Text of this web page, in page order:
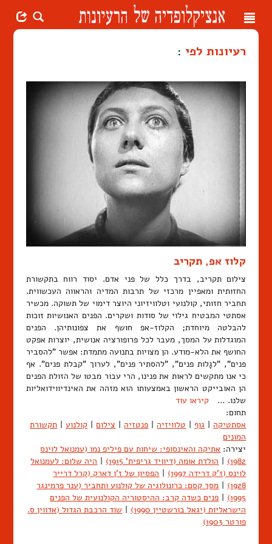
Toggle
רעיונות לפי :
קלוז אפ, תקריב
צילום תקריב, בדרך כלל של פני אדם. יסוד רווח בתקשורת
החזותית ומאפיין מרכזי של תרבות המדיה והראווה העכשווית.
תחביר חזותי, קולנועי וטלוויזיוני היוצר דימוי של תשוקה. מכשיר
אסתטי המבטיח גילוי של סודות ושקרים. הפנים האנושיות זוכות
להבלטה מיוחדת; הקלוז-אפ חושף את צפונותיהן. הפנים
המוגדלות על המסך, מעבר לכל פרופורציה אנושית, יוצרות אפקט
החושף את הלא-מודע. הן מצויות בתנועה מתמדת: אפשר "להסביר
פנים", "לגָלות פנים", "להסתיר פנים", לערוך "קבלת פנים". אף
כי אנו מתקשים לראות את פנינו, הרי עבור מבטו של הזולת הפנים
הן האובייקט הראשון באמצעותו הוא מזהה את האינדיווידואליות
שלנו. … קיראו עוד
תחום:
אסתטיקה | גוף | טלוויזיה | פנטזיה | צילום | קולנוע | תקשורת
המונים
יצירה: אתיקה והאינסופי: שיחות עם פיליפ נמו (עמנואל לוינס
1982)
| הולדת אומה (דיוויד גריפית' 1915) | היה שלום: לעמנואל
לוינס (ז'ק דרידה 1997)
| הפסיון של ז'ן דארק (קרל דרייר
1928)
| מסך קסם: כרונולוגיה של קולנוע ותחביר (ענר פרמינגר
1995)
| פנים כשדה קרב: ההיסטוריה הקולנועית של הפנים
הישראליות (יגאל בורשטיין 1990)
| שוד הרכבת הגדול (אדווין ס.
פורטר 1903)